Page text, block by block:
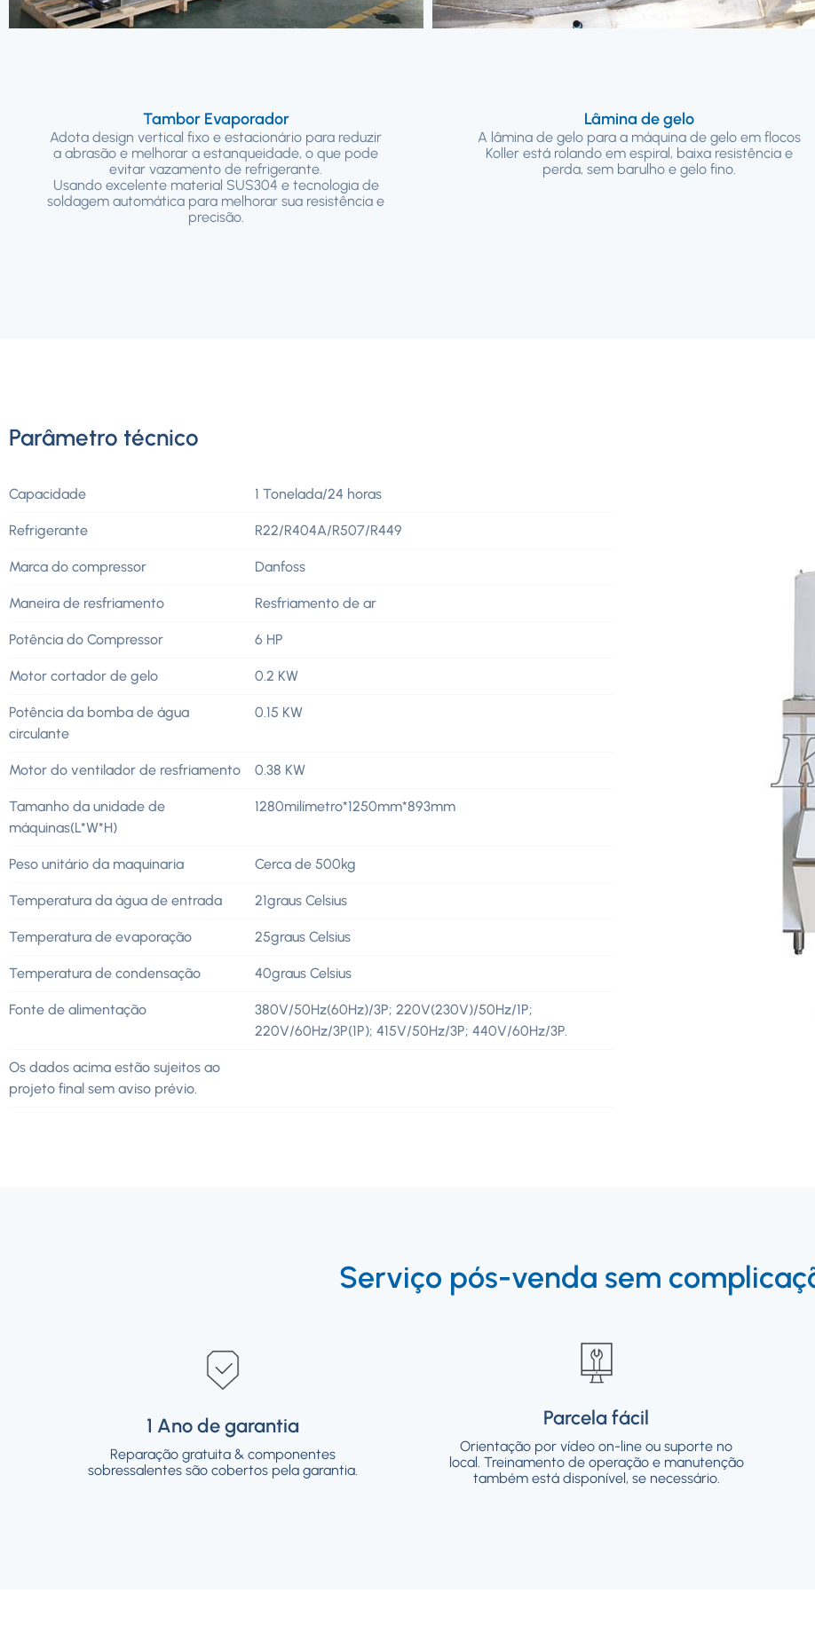
Tambor Evaporador
Adota design vertical fixo e estacionário para reduzir
a abrasão e melhorar a estanqueidade, o que pode
evitar vazamento de refrigerante.
Usando excelente material SUS304 e tecnologia de
soldagem automática para melhorar sua resistência e
precisão.
Lâmina de gelo
A lâmina de gelo para a máquina de gelo em flocos
Koller está rolando em espiral, baixa resistência e
perda, sem barulho e gelo fino.
Parâmetro técnico
Capacidade 1 Tonelada/24 horas
Refrigerante R22/R404A/R507/R449
Marca do compressor Danfoss
Maneira de resfriamento Resfriamento de ar
Potência do Compressor 6 HP
Motor cortador de gelo 0.2 KW
Potência da bomba de água
circulante
0.15 KW
Motor do ventilador de resfriamento 0.38 KW
Tamanho da unidade de
máquinas(L*W*H)
1280milímetro*1250mm*893mm
Peso unitário da maquinaria Cerca de 500kg
Temperatura da água de entrada 21graus Celsius
Temperatura de evaporação 25graus Celsius
Temperatura de condensação 40graus Celsius
Fonte de alimentação
380V/50Hz(60Hz)/3P; 220V(230V)/50Hz/1P;
220V/60Hz/3P(1P); 415V/50Hz/3P; 440V/60Hz/3P.
Os dados acima estão sujeitos ao
projeto final sem aviso prévio.
Serviço pós-venda sem
1 Ano de garantia
Reparação gratuita & componentes
sobressalentes são cobertos pela garantia.
1 Ano de garantia
Reparação gratuita & componentes
sobressalentes são cobertos pela garantia.
Parcela fácil
Orientação por vídeo on-line ou suporte no
local. Treinamento de operação e manutenção
também está disponível, se necessário.
Parcela fácil
Orientação por vídeo on-line ou suporte no
local. Treinamento de operação e manutenção
também está disponível, se necessário.